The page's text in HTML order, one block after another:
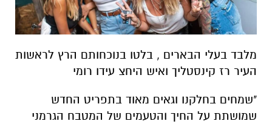
מלבד בעלי הבארים , בלטו בנוכחותם הרץ לראשות
העיר רז קינסטליך ואיש היחצ עידו רומי
"שמחים בחלקנו וגאים מאוד בתפריט החדש
שמושתת על החיך והטעמים של המטבח הגרמני